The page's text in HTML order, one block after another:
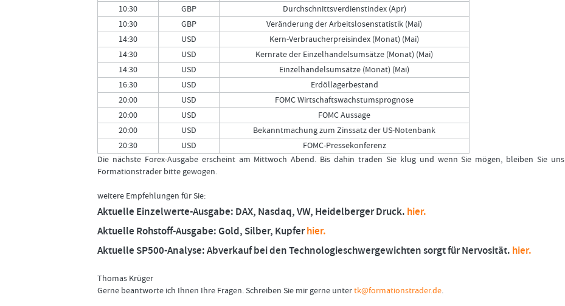
10:30
GBP
Durchschnittsverdienstindex (Apr)
10:30
GBP
Veränderung der Arbeitslosenstatistik (Mai)
14:30
USD
Kern-Verbraucherpreisindex (Monat) (Mai)
14:30
USD
Kernrate der Einzelhandelsumsätze (Monat) (Mai)
14:30
USD
Einzelhandelsumsätze (Monat) (Mai)
16:30
USD
Erdöllagerbestand
20:00
USD
FOMC Wirtschaftswachstumsprognose
20:00
USD
FOMC Aussage
20:00
USD
Bekanntmachung zum Zinssatz der US-Notenbank
20:30
USD
FOMC-Pressekonferenz
Die nächste Forex-Ausgabe erscheint am Mittwoch Abend. Bis dahin traden Sie klug und wenn Sie mögen, bleiben Sie uns
Formationstrader bitte gewogen.
weitere Empfehlungen für Sie:
Aktuelle Einzelwerte-Ausgabe: DAX, Nasdaq, VW, Heidelberger Druck. hier.
Aktuelle Rohstoff-Ausgabe: Gold, Silber, Kupferhier.
Aktuelle SP500-Analyse: Abverkauf bei den Technologieschwergewichten sorgt für Nervosität. hier.
Thomas Krüger
Gerne beantworte ich Ihnen Ihre Fragen. Schreiben Sie mir gerne untertk@formationstrader.de.